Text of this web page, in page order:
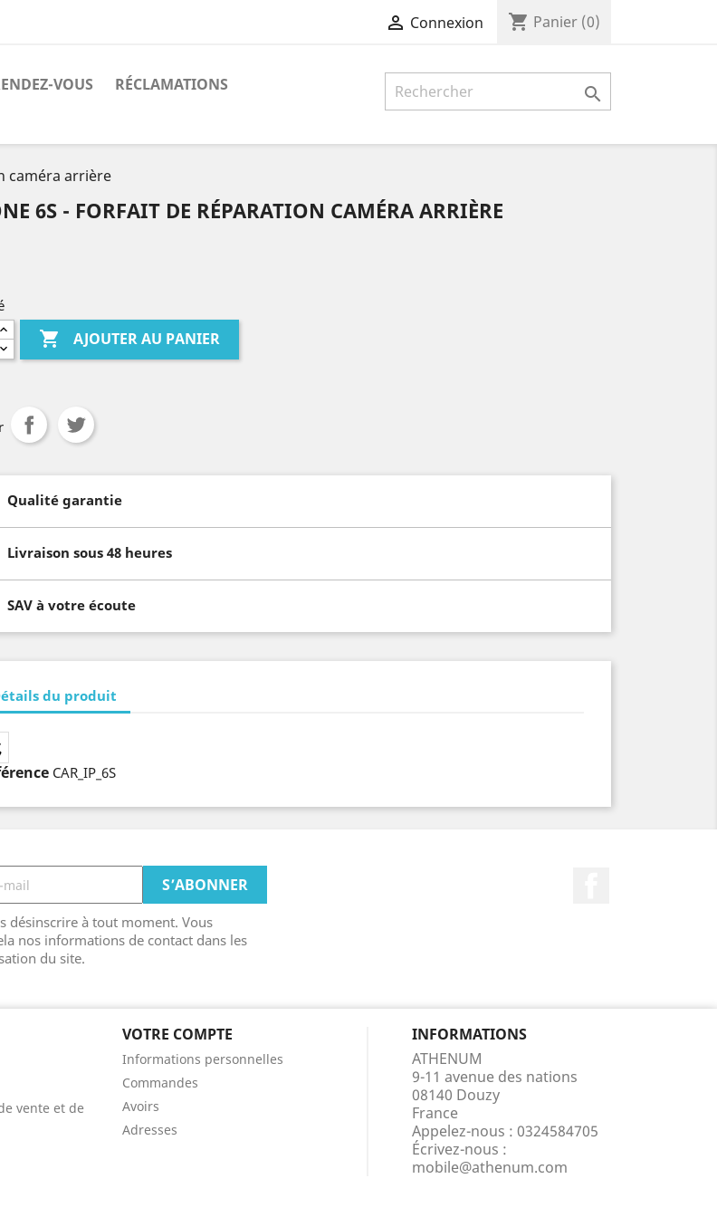
 Connexion shopping_cart Panier (0)
VOUS RÉCLAMATIONS 
caméra arrière
6S - FORFAIT DE RÉPARATION CAMÉRA ARRIÈRE
 AJOUTER AU PANIER
Qualité garantie
Livraison sous 48 heures
SAV à votre écoute
du produit
CAR_IP_6S
désinscrire à tout moment. Vous
nos informations de contact dans les
du site.
vente et de
VOTRE COMPTE
Informations personnelles
Commandes
Avoirs
Adresses
INFORMATIONS
ATHENUM
9-11 avenue des nations
08140 Douzy
France
Appelez-nous : 0324584705
Écrivez-nous :
mobile@athenum.com